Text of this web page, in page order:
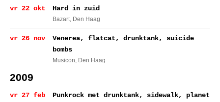
vr 22 okt Hard in zuid
Bazart, Den Haag
vr 26 nov
Venerea, flatcat, drunktank, suicide
bombs
Musicon, Den Haag
2009
vr 27 feb
Punkrock met drunktank, sidewalk, planet